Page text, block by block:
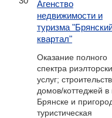
Агенство
недвижимости и
туризма
квартал"
Оказание полного
спектра
услуг;
домов/коттеджей в
Брянске и
туристическая